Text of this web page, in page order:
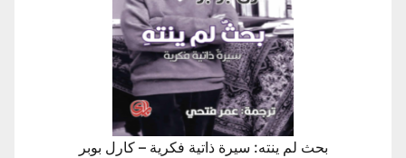
بحث لم ينته: سيرة ذاتية فكرية – كارل بوبر